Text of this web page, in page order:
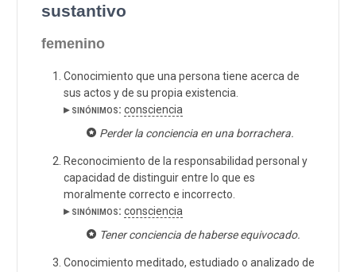
sustantivo
femenino
Conocimiento que una persona tiene acerca de
sus actos y de su propia existencia.
▸ sinónimos: consciencia
Perder la conciencia en una borrachera.
Reconocimiento de la responsabilidad personal y
capacidad de distinguir entre lo que es
moralmente correcto e incorrecto.
▸ sinónimos: consciencia
Tener conciencia de haberse equivocado.
Conocimiento meditado, estudiado o analizado de